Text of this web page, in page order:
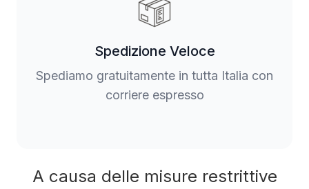
Spedizione Veloce
Spediamo gratuitamente in tutta Italia con
corriere espresso
A causa delle misure restrittive